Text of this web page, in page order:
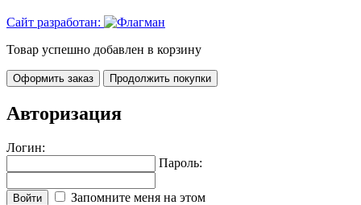
Сайт разработан:
Товар успешно добавлен в корзину
Оформить заказ Продолжить покупки
Авторизация
Логин:
Пароль:
Войти
Запомните меня на этом